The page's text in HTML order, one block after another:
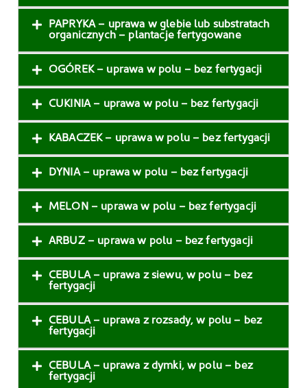
PAPRYKA – uprawa w glebie lub substratach
organicznych – plantacje fertygowane
OGÓREK – uprawa w polu – bez fertygacji
CUKINIA – uprawa w polu – bez fertygacji
KABACZEK – uprawa w polu – bez fertygacji
DYNIA – uprawa w polu – bez fertygacji
MELON – uprawa w polu – bez fertygacji
ARBUZ – uprawa w polu – bez fertygacji
CEBULA – uprawa z siewu, w polu – bez
fertygacji
CEBULA – uprawa z rozsady, w polu – bez
fertygacji
CEBULA – uprawa z dymki, w polu – bez
fertygacji